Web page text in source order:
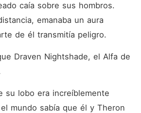
caía sobre sus hombros.
emanaba un aura
de él transmitía peligro.
Draven Nightshade, el Alfa de
su lobo era increíblemente
mundo sabía que él y Theron